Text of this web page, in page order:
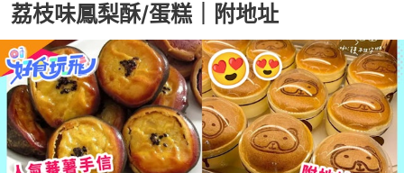
荔枝味鳳梨酥/蛋糕｜附地址